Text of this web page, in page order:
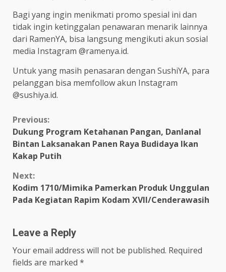
Bagi yang ingin menikmati promo spesial ini dan
tidak ingin ketinggalan penawaran menarik lainnya
dari RamenYA, bisa langsung mengikuti akun sosial
media Instagram @ramenya.id.
Untuk yang masih penasaran dengan SushiYA, para
pelanggan bisa memfollow akun Instagram
@sushiya.id.
Continue
Reading
Previous:
Dukung Program Ketahanan Pangan, Danlanal
Bintan Laksanakan Panen Raya Budidaya Ikan
Kakap Putih
Next:
Kodim 1710/Mimika Pamerkan Produk Unggulan
Pada Kegiatan Rapim Kodam XVII/Cenderawasih
Leave a Reply
Your email address will not be published. Required
fields are marked *